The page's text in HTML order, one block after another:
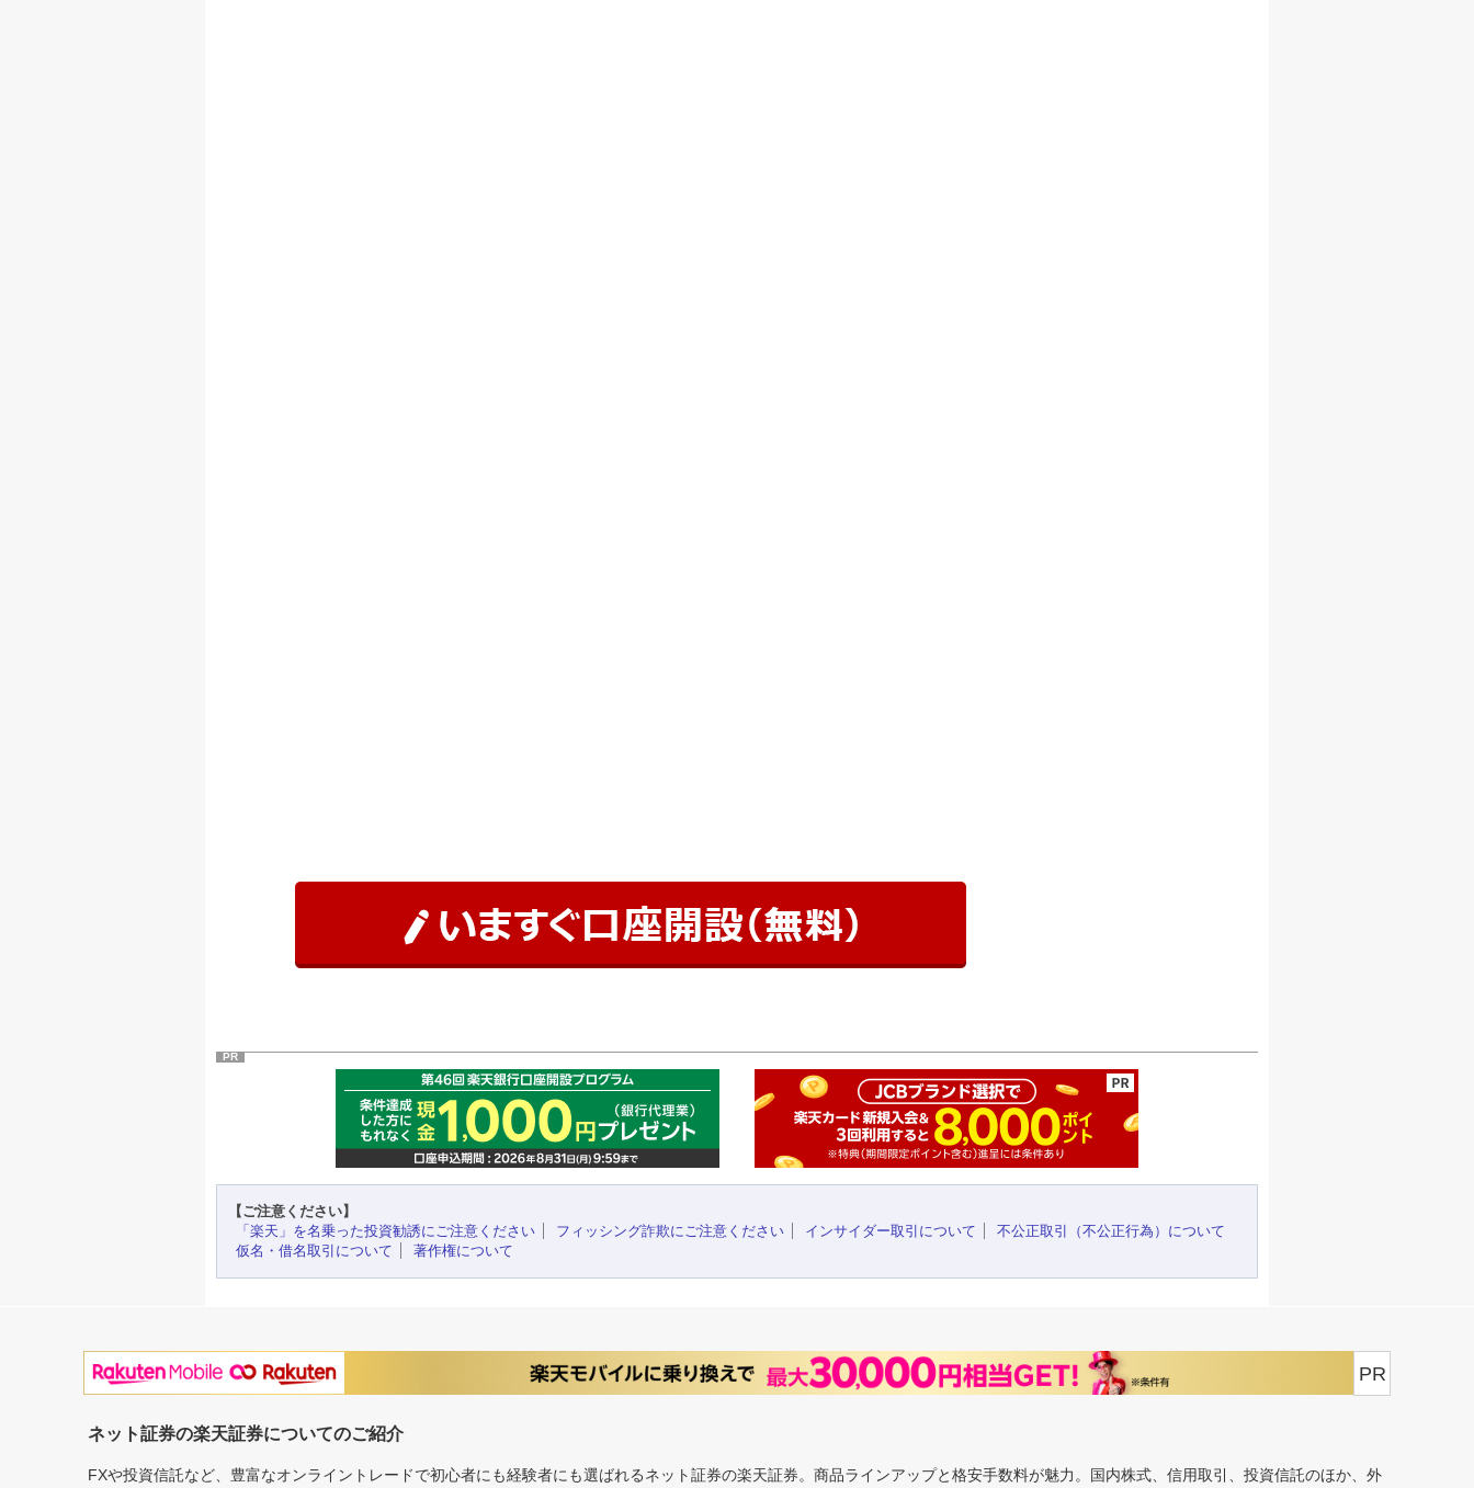
PR
【ご注意ください】
「楽天」を名乗った投資勧誘にご注意ください
フィッシング詐欺にご注意ください インサイダー取引について
不公正取引（不公正行為）について
仮名・借名取引について
著作権について
PR
ネット証券の楽天証券についてのご紹介
FXや投資信託など、豊富なオンライントレードで初心者にも経験者にも選ばれるネット証券の楽天証券。商品ラインアップと格安手数料が魅力。国内株式、信用取引、投資信託のほか、外